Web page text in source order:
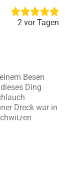
2 vor Tagen
Besen
Ding
Dreck war in